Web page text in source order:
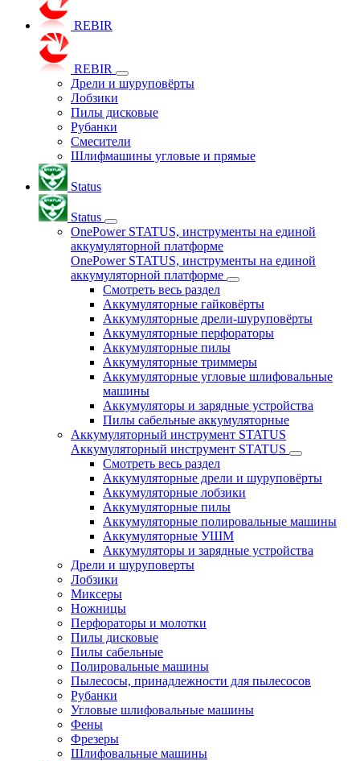
REBIR
REBIR
Дрели и шуруповёрты
Лобзики
Пилы дисковые
Рубанки
Смесители
Шлифмашины угловые и прямые
Status
Status
OnePower STATUS, инструменты на единой
аккумуляторной платформе
OnePower STATUS, инструменты на единой
аккумуляторной платформе
Смотреть весь раздел
Аккумуляторные гайковёрты
Аккумуляторные дрели-шуруповёрты
Аккумуляторные перфораторы
Аккумуляторные пилы
Аккумуляторные триммеры
Аккумуляторные угловые шлифовальные
машины
Аккумуляторы и зарядные устройства
Пилы сабельные аккумуляторные
Аккумуляторный инструмент STATUS
Аккумуляторный инструмент STATUS
Смотреть весь раздел
Аккумуляторные дрели и шуруповёрты
Аккумуляторные лобзики
Аккумуляторные пилы
Аккумуляторные полировальные машины
Аккумуляторные УШМ
Аккумуляторы и зарядные устройства
Дрели и шуруповерты
Лобзики
Миксеры
Ножницы
Перфораторы и молотки
Пилы дисковые
Пилы сабельные
Полировальные машины
Пылесосы, принадлежности для пылесосов
Рубанки
Угловые шлифовальные машины
Фены
Фрезеры
Шлифовальные машины